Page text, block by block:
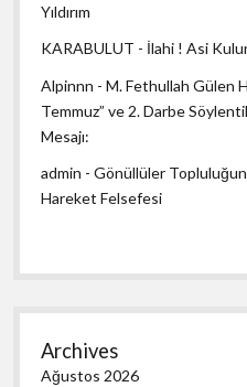
Yıldırım
KARABULUT - İlahi ! Asi
Alpinnn -M. Fethullah Gülen
Temmuz” ve 2. Darbe
Mesajı:
admin -Gönüllüler
Hareket Felsefesi
Archives
Ağustos 2026